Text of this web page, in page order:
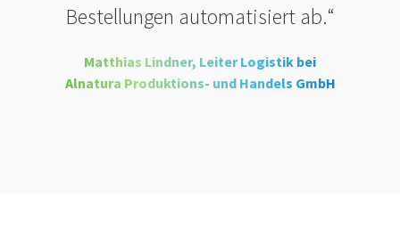
Bestellungen automatisiert ab.“
Matthias Lindner, Leiter Logistik bei
Alnatura Produktions- und Handels GmbH